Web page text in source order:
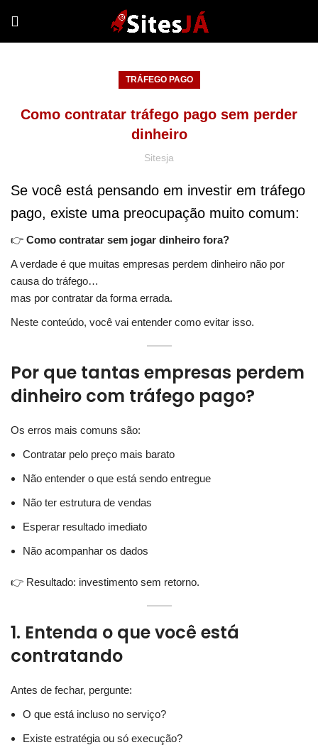
TRÁFEGO PAGO
Como contratar tráfego pago sem perder
dinheiro
Sitesja
Se você está pensando em investir em tráfego
pago, existe uma preocupação muito comum:
👉 Como contratar sem jogar dinheiro fora?
A verdade é que muitas empresas perdem dinheiro não por
causa do tráfego…
mas por contratar da forma errada.
Neste conteúdo, você vai entender como evitar isso.
Por que tantas empresas perdem
dinheiro com tráfego pago?
Os erros mais comuns são:
Contratar pelo preço mais barato
Não entender o que está sendo entregue
Não ter estrutura de vendas
Esperar resultado imediato
Não acompanhar os dados
👉 Resultado: investimento sem retorno.
1. Entenda o que você está
contratando
Antes de fechar, pergunte:
O que está incluso no serviço?
Existe estratégia ou só execução?